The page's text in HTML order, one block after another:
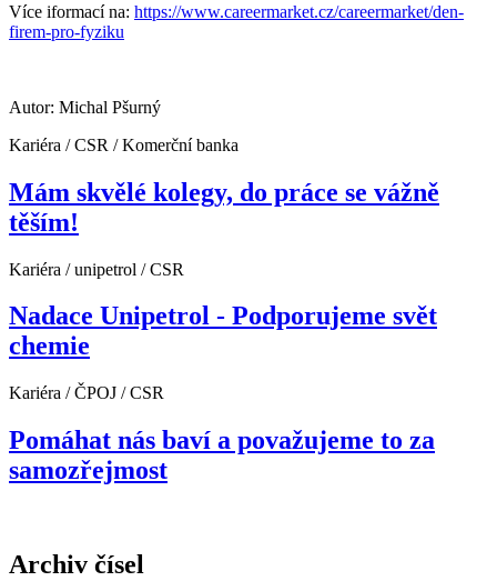
Více iformací na: https://www.careermarket.cz/careermarket/den-
firem-pro-fyziku
Autor: Michal Pšurný
Kariéra / CSR / Komerční banka
Mám skvělé kolegy, do práce se vážně
těším!
Kariéra / unipetrol / CSR
Nadace Unipetrol - Podporujeme svět
chemie
Kariéra / ČPOJ / CSR
Pomáhat nás baví a považujeme to za
samozřejmost
Archiv čísel